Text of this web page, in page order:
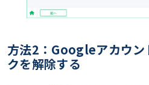
方法2：Googleアカウン
クを解除する